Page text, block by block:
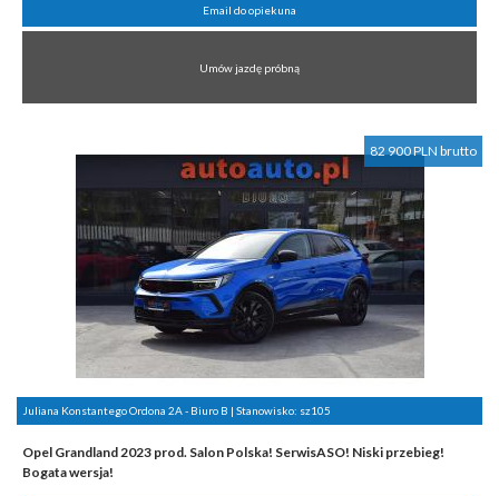
Email do opiekuna
Umów jazdę próbną
82 900 PLN brutto
Juliana Konstantego Ordona 2A - Biuro B | Stanowisko: sz105
Opel Grandland 2023 prod. Salon Polska! SerwisASO! Niski przebieg!
Bogata wersja!